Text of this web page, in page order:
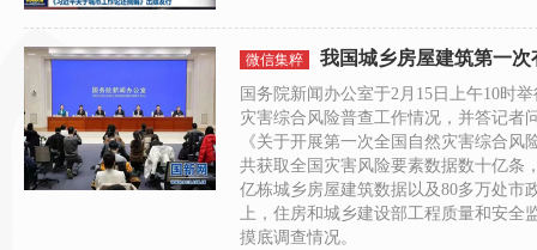
微信集粹 我国城乡房屋建筑第一次
国务院新闻办公室于2月15日上午10时
灾害综合风险普查工作情况，并答记者
《关于开展第一次全国自然灾害综合
共获取全国灾害风险要素数据数十亿条
亿栋城乡房屋建筑数据以及80多万处市
上，住房和城乡建设部工程质量和安全
摸底调查情况。